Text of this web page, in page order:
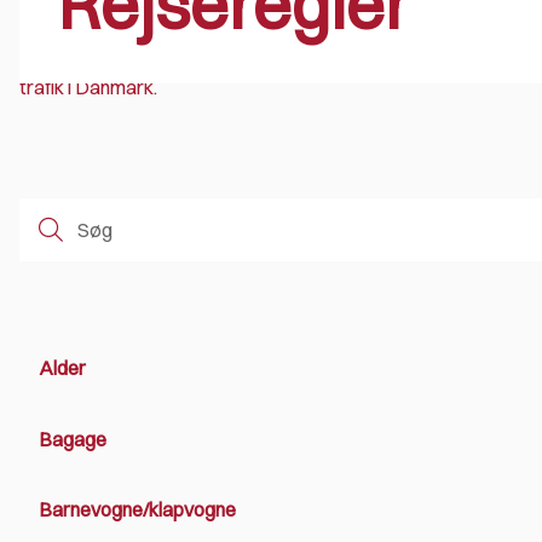
Når du rejser med vores busser, er din rejse omfattet af
trafik i Danmark.
Alder
Bagage
Barnevogne/klapvogne